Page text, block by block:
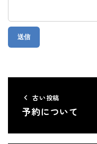
古い投稿
予約について